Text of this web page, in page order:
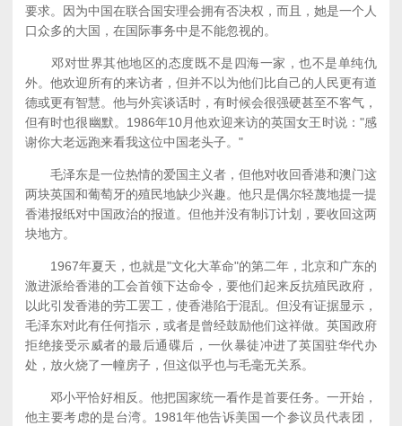
要求。因为中国在联合国安理会拥有否决权，而且，她是一个人
口众多的大国，在国际事务中是不能忽视的。
邓对世界其他地区的态度既不是四海一家，也不是单纯仇
外。他欢迎所有的来访者，但并不以为他们比自己的人民更有道
德或更有智慧。他与外宾谈话时，有时候会很强硬甚至不客气，
但有时也很幽默。1986年10月他欢迎来访的英国女王时说："感
谢你大老远跑来看我这位中国老头子。"
毛泽东是一位热情的爱国主义者，但他对收回香港和澳门这
两块英国和葡萄牙的殖民地缺少兴趣。他只是偶尔轻蔑地提一提
香港报纸对中国政治的报道。但他并没有制订计划，要收回这两
块地方。
1967年夏天，也就是"文化大革命"的第二年，北京和广东的
激进派给香港的工会首领下达命令，要他们起来反抗殖民政府，
以此引发香港的劳工罢工，使香港陷于混乱。但没有证据显示，
毛泽东对此有任何指示，或者是曾经鼓励他们这祥做。英国政府
拒绝接受示威者的最后通碟后，一伙暴徒冲进了英国驻华代办
处，放火烧了一幢房子，但这似乎也与毛毫无关系。
邓小平恰好相反。他把国家统一看作是首要任务。一开始，
他主要考虑的是台湾。1981年他告诉美国一个参议员代表团，